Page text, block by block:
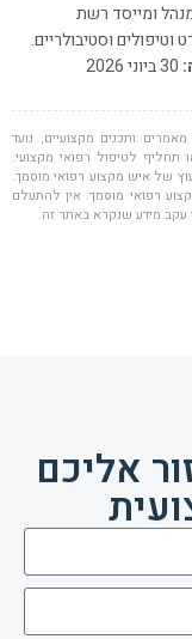
ומייסד רשת
וסטיבולריים.
ותכנים מקצועיים, נועד
תחליף לטיפול רפואי מקצועי.
של איש מקצוע רפואי מוסמך.
רפואי מוסמך. אין להתעלם
עקב מידע שנקרא באתר זה.
אליכם